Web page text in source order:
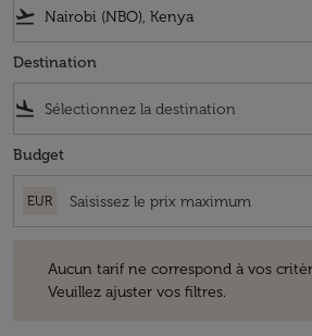
flight_takeoff
Destination
flight_land
Budget
EUR
Aucun tarif ne correspond à vos
Veuillez ajuster vos filtres.